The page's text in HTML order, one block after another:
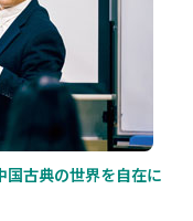
国古典の世界を自在に